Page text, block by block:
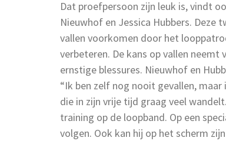
Dat proefpersoon zijn leuk is, vindt
Nieuwhof en Jessica Hubbers. Deze
vallen voorkomen door het
verbeteren. De kans op vallen
ernstige blessures. Nieuwhof en
“Ik ben zelf nog nooit gevallen,
die in zijn vrije tijd graag veel
training op de loopband. Op een
volgen. Ook kan hij op het scherm